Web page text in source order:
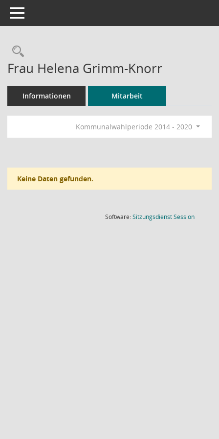
Toggle navigation
Rechercheauswahl
Frau Helena Grimm-Knorr
Informationen Mitarbeit
Kommunalwahlperiode 2014 - 2020
Keine Daten gefunden.
Software:SitzungsdienstSession(Wird in